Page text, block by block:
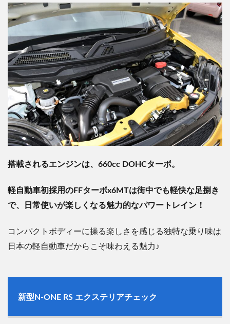
搭載されるエンジンは、 660cc DOHCターボ。
軽自動車初採用のFFターボx6MTは街中でも軽快な足捌き
で、日常使いが楽しくなる魅力的なパワートレイン！
コンパクトボディーに操る楽しさを感じる独特な乗り味は
日本の軽自動車だからこそ味わえる魅力♪
新型 N-ONE RS エクステリアチェック